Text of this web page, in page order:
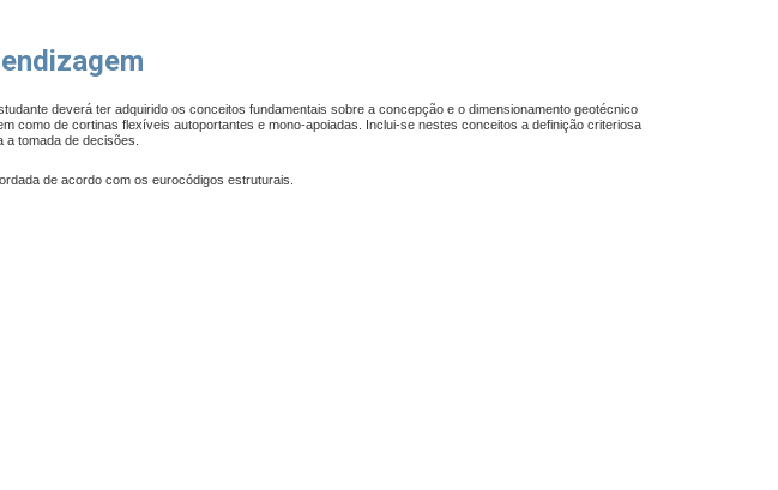
deverá ter adquirido os conceitos fundamentais sobre a concepção e o dimensionamento geotécnico
como de cortinas flexíveis autoportantes e mono-apoiadas. Inclui-se nestes conceitos a definição criteriosa
a tomada de decisões.
de acordo com os eurocódigos estruturais.